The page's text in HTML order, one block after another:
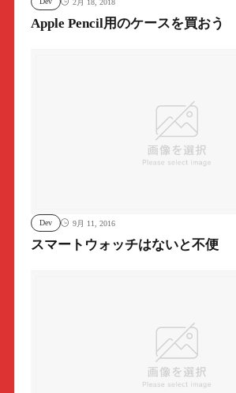
2月 18, 2018
Apple Pencil用のケースを買おう
Dev 9月 11, 2016
スマートウォッチはないと不便